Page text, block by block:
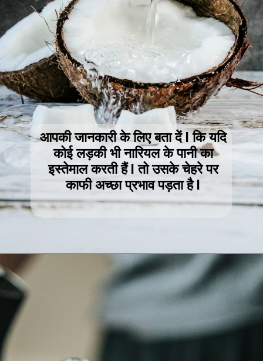
आपकी जानकारी के लिए बता दें l कि यदि
कोई लड़की भी नारियल के पानी का
इस्तेमाल करती हैं l तो उसके चेहरे पर
काफी अच्छा प्रभाव पड़ता है l